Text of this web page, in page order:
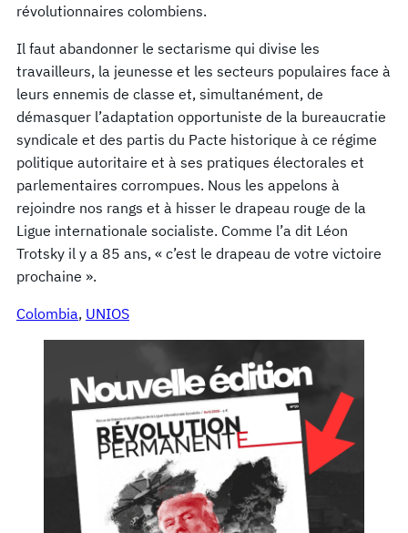
révolutionnaires colombiens.
Il faut abandonner le sectarisme qui divise les
travailleurs, la jeunesse et les secteurs populaires face à
leurs ennemis de classe et, simultanément, de
démasquer l’adaptation opportuniste de la bureaucratie
syndicale et des partis du Pacte historique à ce régime
politique autoritaire et à ses pratiques électorales et
parlementaires corrompues. Nous les appelons à
rejoindre nos rangs et à hisser le drapeau rouge de la
Ligue internationale socialiste. Comme l’a dit Léon
Trotsky il y a 85 ans, « c’est le drapeau de votre victoire
prochaine ».
Colombia, UNIOS